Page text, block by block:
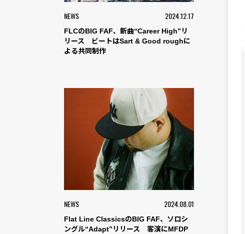
NEWS 2024.12.17
FLCのBIG FAF、新曲“Career High”リ
リース ビートはSart & Good roughに
よる共同制作
NEWS 2024.08.01
Flat Line ClassicsのBIG FAF、ソロシ
ングル“Adapt”リリース 客演にMFDP